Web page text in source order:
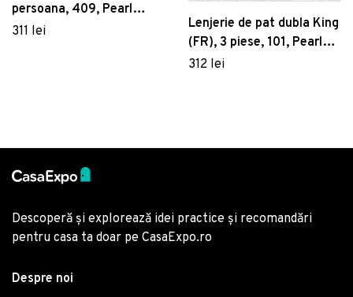
persoana, 409, Pearl
Home, Poliester Satinat
311 lei
Lenjerie de pat dubla King
(FR), 3 piese, 101, Pearl
Home, Poliester Satinat
312 lei
Descoperă și explorează idei practice și recomandări
pentru casa ta doar pe CasaExpo.ro
Despre noi